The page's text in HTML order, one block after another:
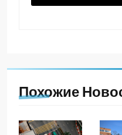
Похожие